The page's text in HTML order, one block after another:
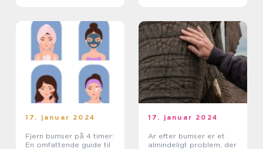
17. januar 2024
Fjern bumser på 4 timer:
En omfattende guide til
17. januar 2024
Ar efter bumser er et
almindeligt problem, der